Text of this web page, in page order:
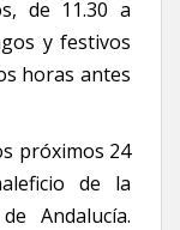
de 11.30 a
y festivos
horas antes
próximos 24
de la
Andalucía.